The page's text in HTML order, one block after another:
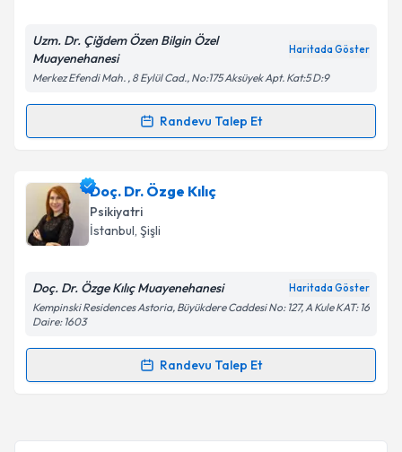
Kişisel verilerimin işlenmesine ilişkinAydınlatma
'ni okudum ve kişisel verilerimin belirtilen
kapsamda işlenmesini kabul ediyorum.
Takvim Talebini Gönder
Uzm. Dr. Çiğdem Özen Bilgin Özel
Muayenehanesi
Haritada Göster
Merkez Efendi Mah. , 8 Eylül Cad., No:175 Aksüyek Apt. Kat:5 D:9
Randevu Talep Et
Randevu Takvimi Talebi
Uzm. Dr. Çiğdem Özen Bilgin
talebi oluşturun. Size bu uzmandan randevu almanız
için bir takvim hazırlandığında e-posta ile
bilgilendireceğiz.
E-posta Adresiniz
Kişisel verilerimin işlenmesine ilişkin
Metni'ni okudum ve kişisel verilerimin belirtilen
Doç. Dr. Özge Kılıç
Psikiyatri
İstanbul, Şişli
Doç. Dr. Özge Kılıç Muayenehanesi Haritada Göster
Kempinski Residences Astoria, Büyükdere Caddesi No: 127, A Kule KAT: 16
Daire: 1603
Randevu Talep Et
Randevu Takvimi Talebi